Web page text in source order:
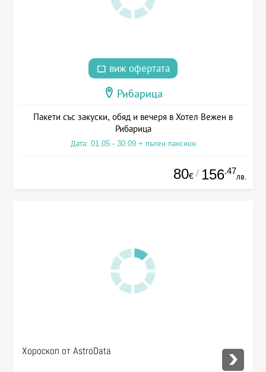
виж офертата
Рибарица
Пакети със закуски, обяд и вечеря в Хотел Вежен в
Рибарица
Дата: 01.05 - 30.09 + пълен пансион
80€ / 156.47
лв.
Хороскоп от AstroData